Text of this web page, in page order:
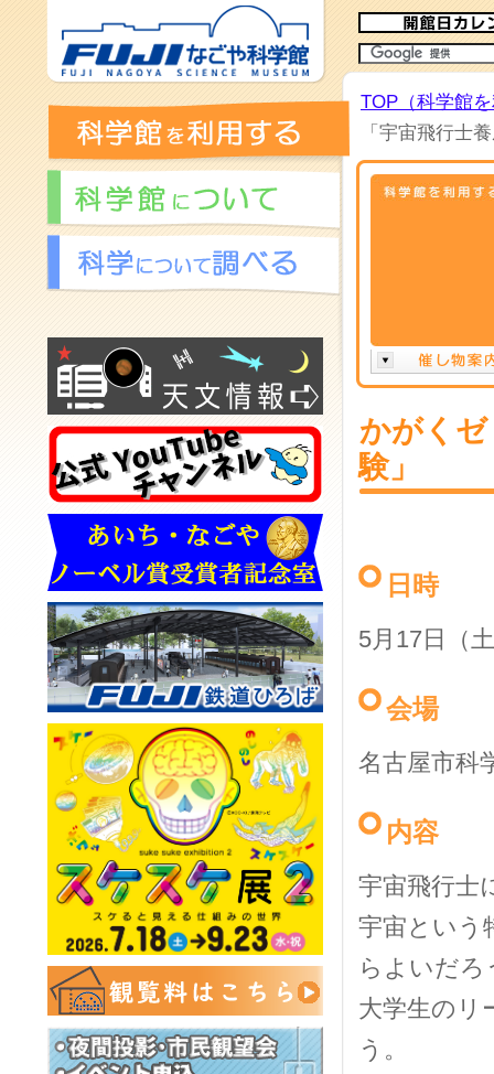
TOP（科学館
「宇宙飛行士
かがく
験」
日時
5月17日（
会場
名古屋市
内容
宇宙飛行士
宇宙という
らよいだろ
大学生のリ
う。